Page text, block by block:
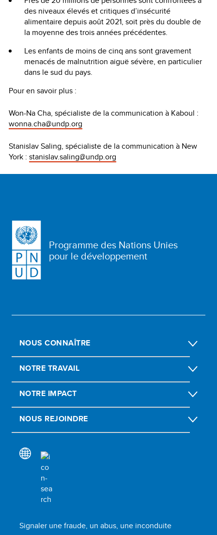
des niveaux élevés et critiques d’insécurité
alimentaire depuis août 2021, soit près du double de
la moyenne des trois années précédentes.
Les enfants de moins de cinq ans sont gravement
menacés de malnutrition aiguë sévère, en particulier
dans le sud du pays.
Pour en savoir plus :
Won-Na Cha, spécialiste de la communication à Kaboul :
wonna.cha@undp.org
Stanislav Saling, spécialiste de la communication à New
York : stanislav.saling@undp.org
Programme des Nations Unies
pour le développement
NOUS CONNAÎTRE
NOTRE TRAVAIL
NOTRE IMPACT
NOUS REJOINDRE
Signaler une fraude, un abus, une inconduite